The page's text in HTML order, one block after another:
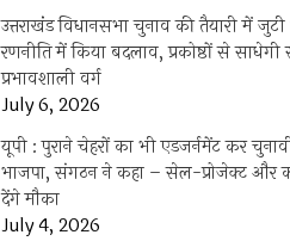
उत्तराखंंड विधानसभा चुनाव की तैयारी में
रणनीति में किया बदलाव, प्रकोष्ठों से
प्रभावशाली वर्ग
July 6, 2026
यूपी : पुराने चेहरों का भी एडजर्नमेंट कर
भाजपा, संगठन ने कहा – सेल-प्रोजेक्ट और
देंगे मौका
July 4, 2026